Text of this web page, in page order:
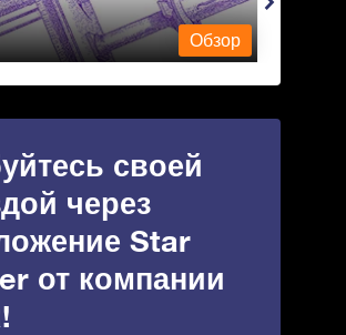
Обзор
своей
через
Star
от компании